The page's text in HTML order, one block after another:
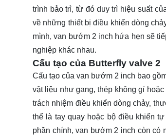
trình bảo trì, từ đó duy trì hiệu suất
về những thiết bị điều khiển dòng
mình, van bướm 2 inch hứa hẹn sẽ
nghiệp khác nhau.
Cấu tạo của Butterfly valve 2
Cấu tạo của van bướm 2 inch bao
vật liệu như gang, thép không gỉ
trách nhiệm điều khiển dòng chảy,
thể là tay quay hoặc bộ điều khiển
phần chính, van bướm 2 inch còn có